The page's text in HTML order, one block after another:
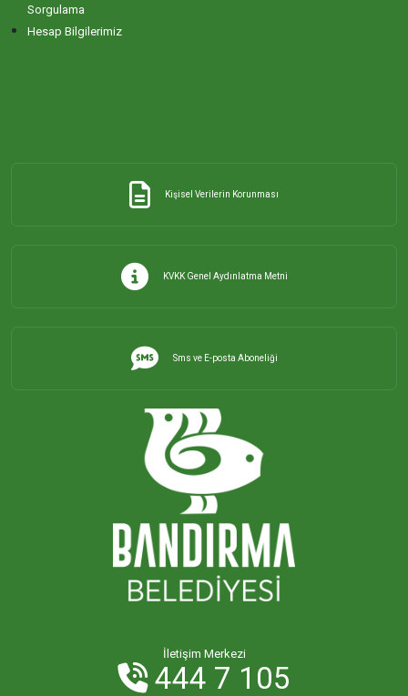
Sorgulama
Hesap Bilgilerimiz
Kişisel Verilerin Korunması
KVKK Genel Aydınlatma Metni
Sms ve E-posta Aboneliği
İletişim Merkezi
444 7 105